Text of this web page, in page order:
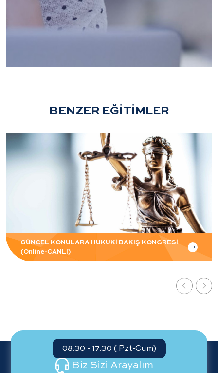
BENZER EĞİTİMLER
GÜNCEL KONULARA HUKUKİ BAKIŞ KONGRESİ
(Online-CANLI)
08.30 - 17.30 ( Pzt-Cum)
Biz Sizi Arayalım